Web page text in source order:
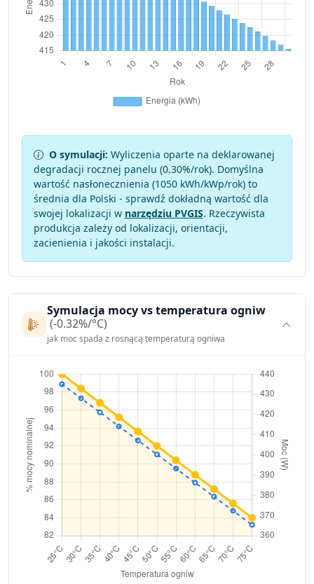
O symulacji: Wyliczenia oparte na deklarowanej
degradacji rocznej panelu (0.30%/rok). Domyślna
wartość nasłonecznienia (1050 kWh/kWp/rok) to
średnia dla Polski - sprawdź dokładną wartość dla
swojej lokalizacji w narzędziu PVGIS. Rzeczywista
produkcja zależy od lokalizacji, orientacji,
zacienienia i jakości instalacji.
Symulacja mocy vs temperatura ogniw
(-0.32%/°C)
jak moc spada z rosnącą temperaturą ogniwa